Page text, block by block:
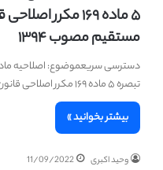
۵ ماده ۱۶۹ مکرر
مستقیم مصوب ۱۳۹۴
تبصره ۵ ماده ۱۶۹ مکرر اصلاحی قانون مالیات های مستقیم مصوب…
بیشتر بخوانید »
وحید اکبری 11/09/2022